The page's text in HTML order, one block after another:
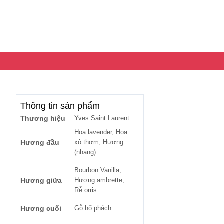
Thông tin sản phẩm
Thương hiệu Yves Saint Laurent
Hương đầu
Hoa lavender, Hoa
xô thơm, Hương
(nhang)
Hương giữa
Bourbon Vanilla,
Hương ambrette,
Rễ orris
Hương cuối Gỗ hổ phách